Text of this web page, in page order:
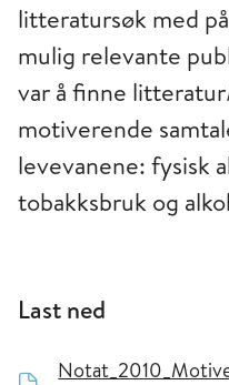
litteratursøk med
mulig relevante
var å finne
motiverende
levevanene: fysisk
tobakksbruk og
Last ned